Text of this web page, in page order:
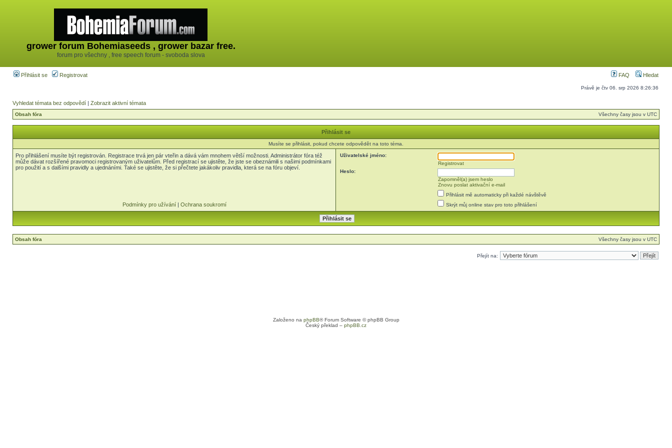
grower forum Bohemiaseeds , grower bazar free.
forum pro všechny , free speech forum - svoboda slova
Přihlásit se Registrovat FAQ Hledat
Právě je čtv 06. srp 2026 8:26:36
Vyhledat témata bez odpovědí | Zobrazit aktivní témata
Obsah fóra Všechny časy jsou v UTC
Přihlásit se
Musíte se přihlásit, pokud chcete odpovědět na toto téma.
Pro přihlášení musíte být registrován. Registrace trvá jen pár vteřin a dává vám mnohem větší možnosti. Administrátor fóra též
může dávat rozšířené pravomoci registrovaným uživatelům. Před registrací se ujistěte, že jste se obeznámili s našimi podmínkami
pro použití a s dalšími pravidly a ujednáními. Také se ujistěte, že si přečtete jakákoliv pravidla, která se na fóru objeví.
Podmínky pro užívání| Ochrana soukromí
Uživatelské jméno:
Registrovat
Heslo:
Zapomněl(a) jsem heslo
Znovu poslat aktivační e-mail
Přihlásit mě automaticky při každé návštěvě
Skrýt můj online stav pro toto přihlášení
Obsah fóra Všechny časy jsou v UTC
Přejít na:
Založeno na phpBB® Forum Software © phpBB Group
Český překlad – phpBB.cz